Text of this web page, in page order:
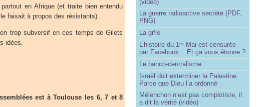
en Afrique (et traite bien entendu
faisait à propos des résistants) .
trop subversif en ces temps de Gilets
idées.
est à Toulouse les 6, 7 et 8
(vidéo)
La guerre radioactive secrète (PDF,
PNG)
La gifle
L’histoire du 1er Mai est censurée
par Facebook... Et ça vous étonne ?
Le banco-centralisme
Israël doit exterminer la Palestine
Parce que Dieu l’a ordonné
Mélenchon n’est pas complotiste, il
a dit la vérité (vidéo)